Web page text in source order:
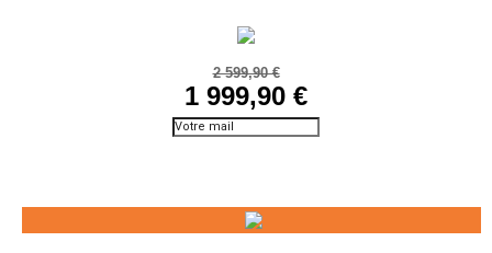
2 599,90 €
1 999,90 €